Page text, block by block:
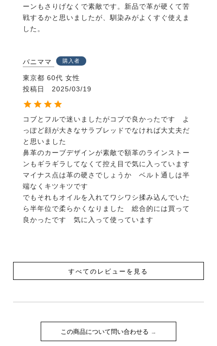
ーンもさりげなくで素敵です。新品で革が硬くて苦
戦するかと思いましたが、馴染みがよくすぐ使えま
した。
バニママ 購入者
東京都 60代 女性
投稿日
2025/03/19
コブとフルで迷いましたがコブで良かったです　よ
っぽど顔が大きなサラブレッドでなければ大丈夫だ
と思いました
鼻革のカーブデザインが素敵で額革のラインストー
ンもギラギラしてなくて控え目で気に入っています
マイナス点は革の硬さでしょうか　ベルト通しは半
端なくキツキツです
でもそれもオイルを入れてワシワシ揉み込んでいた
ら半年位で柔らかくなりました　総合的には買って
良かったです　気に入って使っています
すべてのレビューを見る
この商品について問い合わせる